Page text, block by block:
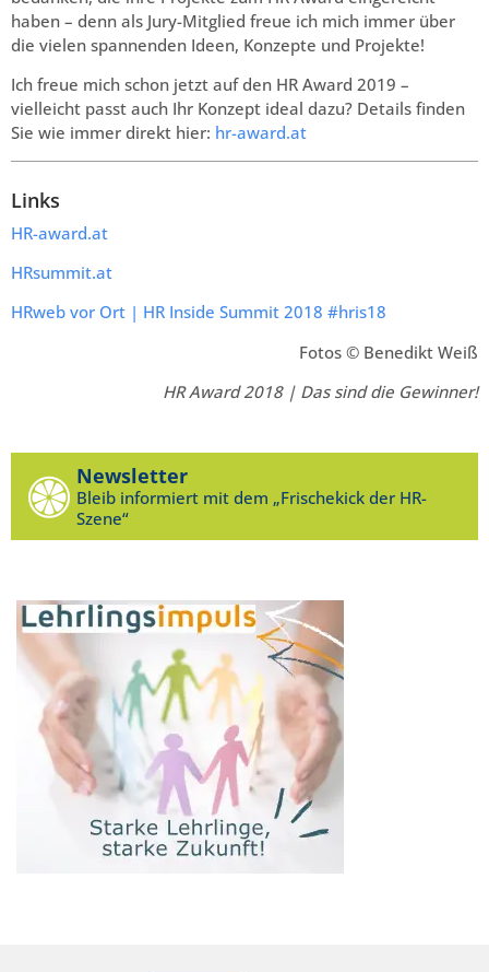
haben – denn als Jury-Mitglied freue ich mich immer über
die vielen spannenden Ideen, Konzepte und Projekte!
Ich freue mich schon jetzt auf den HR Award 2019 –
vielleicht passt auch Ihr Konzept ideal dazu? Details finden
Sie wie immer direkt hier: hr-award.at
Links
HR-award.at
HRsummit.at
HRweb vor Ort | HR Inside Summit 2018 #hris18
Fotos © Benedikt Weiß
HR Award 2018 | Das sind die Gewinner!
Newsletter
Bleib informiert mit dem „Frischekick der HR-
Szene“